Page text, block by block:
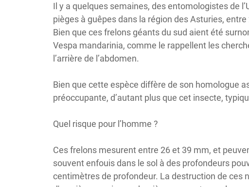
Il y a quelques semaines, des entomologistes de
pièges à guêpes dans la région des Asturies, entre
Bien que ces frelons géants du sud aient été
Vespa mandarinia, comme le rappellent les
l’arrière de l’abdomen.
Bien que cette espèce diffère de son homologue
préoccupante, d’autant plus que cet insecte,
Quel risque pour l’homme ?
Ces frelons mesurent entre 26 et 39 mm, et
souvent enfouis dans le sol à des profondeurs
centimètres de profondeur. La destruction de ces